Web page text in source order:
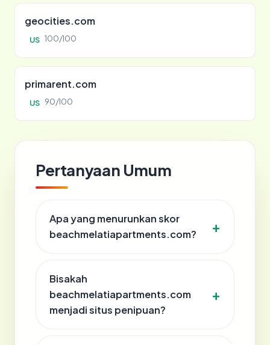
geocities.com
US 100/100
primarent.com
US 90/100
Pertanyaan Umum
Apa yang menurunkan skor
beachmelatiapartments.com?
Bisakah
beachmelatiapartments.com
menjadi situs penipuan?